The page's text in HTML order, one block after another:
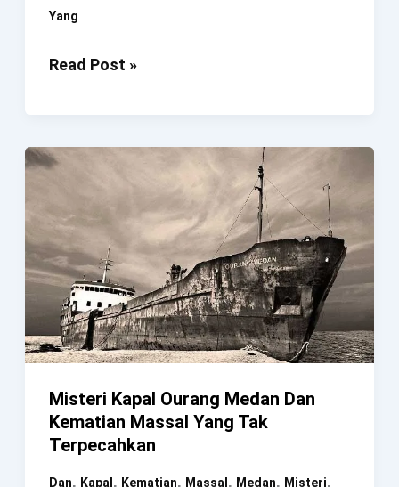
Yang
Misteri
Pemuda
Mayatnya
Terjebak
Di
Dalam
Cerobong
Asap
Read Post »
Misteri Kapal Ourang Medan Dan
Kematian Massal Yang Tak
Terpecahkan
Dan, Kapal , Kematian, Massal , Medan, Misteri,